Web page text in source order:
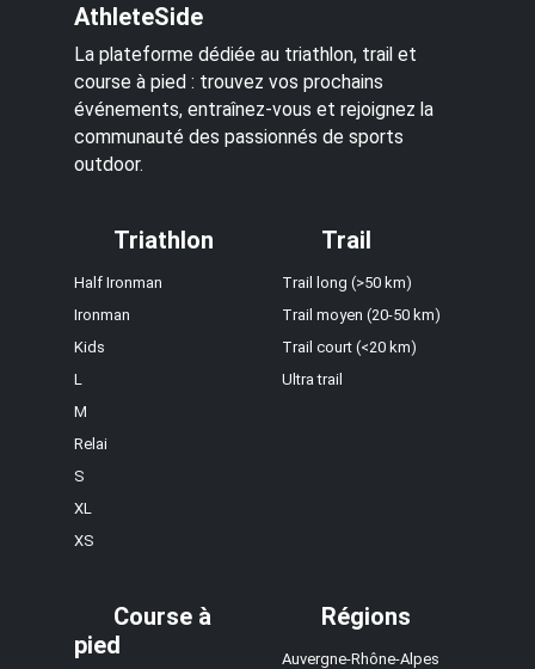
AthleteSide
La plateforme dédiée au triathlon, trail et
course à pied : trouvez vos prochains
événements, entraînez-vous et rejoignez la
communauté des passionnés de sports
outdoor.
Triathlon
Half Ironman
Ironman
Kids
L
M
Relai
S
XL
XS
Trail
Trail long (>50 km)
Trail moyen (20-50 km)
Trail court (<20 km)
Ultra trail
Course à
pied
Régions
Auvergne-Rhône-Alpes